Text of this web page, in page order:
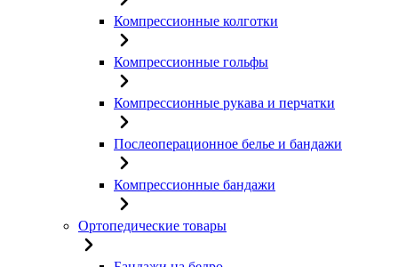
Компрессионные колготки
Компрессионные гольфы
Компрессионные рукава и перчатки
Послеоперационное белье и бандажи
Компрессионные бандажи
Ортопедические товары